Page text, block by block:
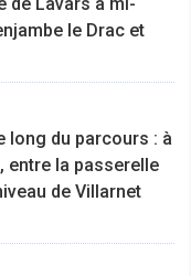
le Drac et
long du parcours : à
entre la passerelle
de Villarnet